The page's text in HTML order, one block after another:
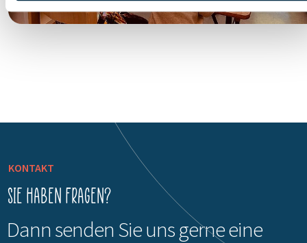
KONTAKT
Sie haben Fragen?
Dann senden Sie uns gerne eine